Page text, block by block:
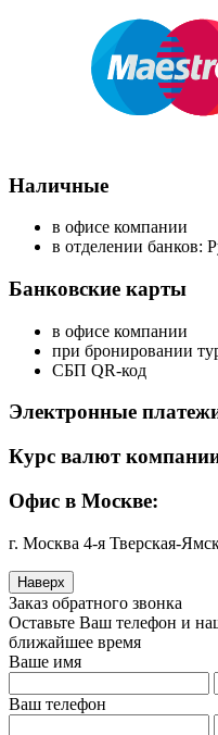
Наличные
в офисе компании
в отделении банков:
Банковские карты
в офисе компании
при бронировании
СБП QR-код
Электронные
Курс валют
Офис в Москве:
г. Москва 4-я Тверская-
Наверх
Заказ обратного звонка
Оставьте Ваш телефон и
ближайшее время
Ваше имя
Ваш телефон